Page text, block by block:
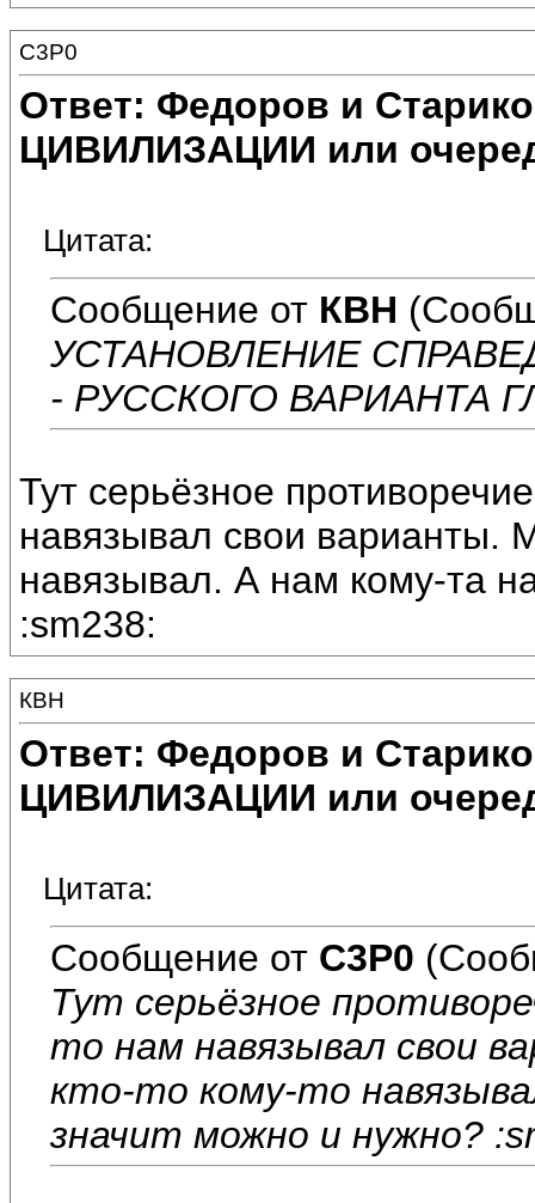
C3P0
Ответ: Федоров и
ЦИВИЛИЗАЦИИ или
Цитата:
Сообщение от КВН
УСТАНОВЛЕНИЕ
- РУССКОГО ВАРИАНТА
Тут серьёзное
навязывал свои варианты.
навязывал. А нам кому-та
:sm238:
КВН
Ответ: Федоров и
ЦИВИЛИЗАЦИИ или
Цитата:
Сообщение от C3P0
Тут серьёзное
то нам навязывал свои
кто-то кому-то
значит можно и нужно?